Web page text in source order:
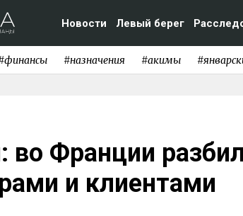
Новости Левый берег
#назначения #акимы
во Франции
и клиентами